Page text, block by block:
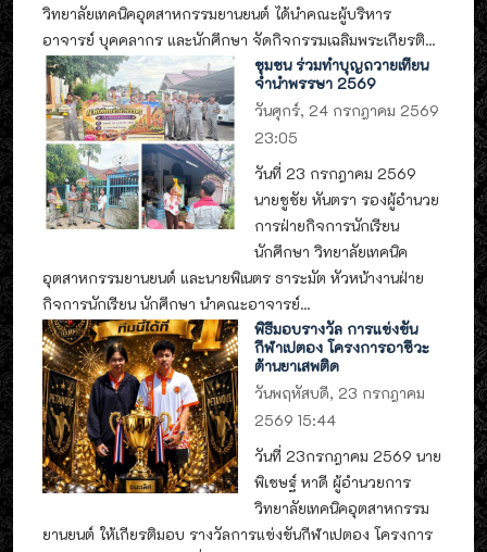
วิทยาลัยเทคนิคอุตสาหกรรมยานยนต์ ได้นำคณะผู้บริหาร
อาจารย์ บุคคลากร และนักศึกษา จัดกิจกรรมเฉลิมพระเกียรติ...
ชุมชน ร่วมทำบุญถวายเทียน
จำนำพรรษา 2569
วันศุกร์, 24 กรกฎาคม 2569
23:05
วันที่ 23 กรกฎาคม 2569
นายชูชัย หันตรา รองผู้อำนวย
การฝ่ายกิจการนักเรียน
นักศึกษา วิทยาลัยเทคนิค
อุตสาหกรรมยานยนต์ และนายพิเนตร ธาระมัต หัวหน้างานฝ่าย
กิจการนักเรียน นักศึกษา นำคณะอาจารย์...
พิธีมอบรางวัล การแข่งขัน
กีฬาเปตอง โครงการอาชีวะ
ต้านยาเสพติด
วันพฤหัสบดี, 23 กรกฎาคม
2569 15:44
วันที่ 23กรกฎาคม 2569 นาย
พิเชษฐ์ หาดี ผู้อำนวยการ
วิทยาลัยเทคนิคอุตสาหกรรม
ยานยนต์ ให้เกียรติมอบ รางวัลการแข่งขันกีฬาเปตอง โครงการ